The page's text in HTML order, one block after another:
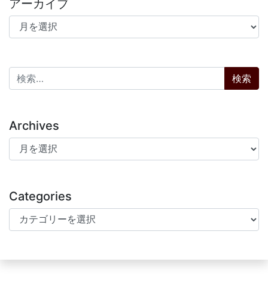
アーカイブ
アーカイブ
検索:
Archives
Archives
Categories
Categories